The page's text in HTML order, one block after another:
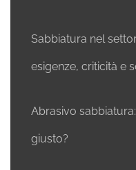
Sabbiatura nel
esigenze, criticità e
Abrasivo
giusto?